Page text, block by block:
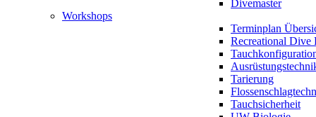
Divemaster
Workshops
Terminplan
Recreational Dive
Tarierung
Tauchsicherheit